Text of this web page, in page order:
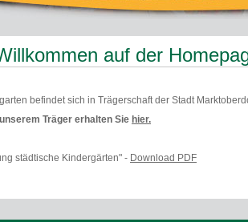
auf der
befindet sich in Trägerschaft der Stadt
Träger erhalten Sie hier.
städtische Kindergärten" - Download PDF